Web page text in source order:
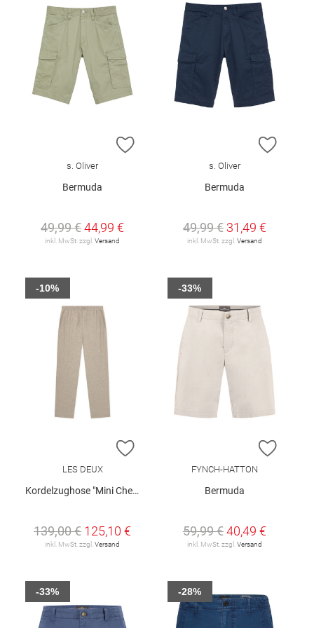
ZUR WUNSCHLISTE HINZUFÜGEN
s. Oliver
Bermuda
49,99 €44,99 €
inkl. MwSt. zzgl. Versand
ZUR
s. Oliver
Bermuda
49,99 € 31,49 €
inkl. MwSt. zzgl. Versand
ZUR WUNSCHLISTE HINZUFÜGEN
LES DEUX
Kordelzughose "Mini Check"
139,00 € 125,10 €
inkl. MwSt. zzgl. Versand
-10%
ZUR
FYNCH-HATTON
Bermuda
59,99 €40,49 €
inkl. MwSt. zzgl. Versand
-33%
-33% -28%